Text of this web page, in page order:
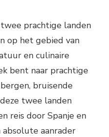
prachtige landen
op het gebied van
en culinaire
bent naar prachtige
bruisende
twee landen
reis door Spanje en
aanrader